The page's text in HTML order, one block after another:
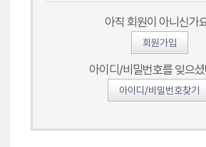
아직 회원이 아니신가
회원가입
아이디/비밀번호를 잊으
아이디/비밀번호찾기